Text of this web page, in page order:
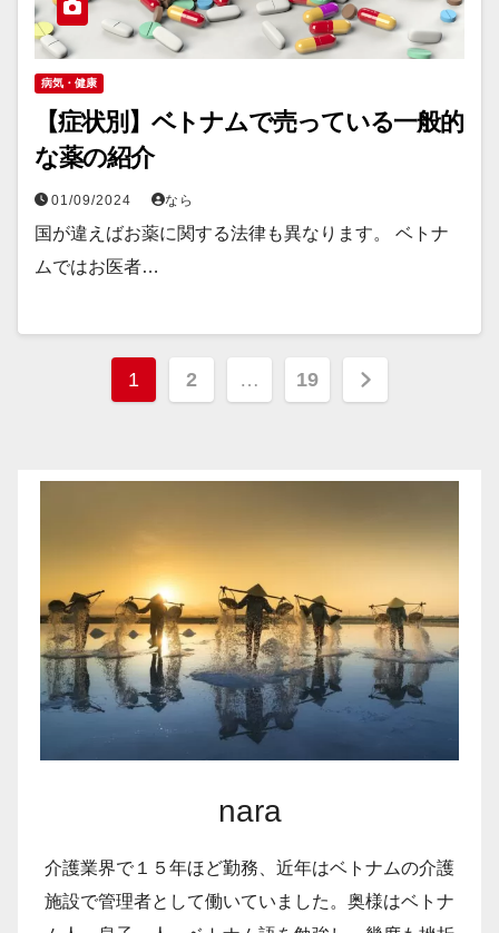
病気・健康
【症状別】ベトナムで売っている一般的
な薬の紹介
01/09/2024 なら
国が違えばお薬に関する法律も異なります。 ベトナ
ムではお医者…
投
の
ペ
ー
ジ
送
り
1 2 … 19
nara
介護業界で１５年ほど勤務、近年はベトナムの介護
施設で管理者として働いていました。奥様はベトナ